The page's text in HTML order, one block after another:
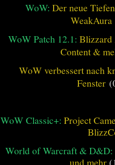
WoW: Der neue
WeakAura
WoW Patch 12.1: Blizzard
Content &
WoW verbessert nach
Fenster
WoW Classic+: Project
World of Warcraft & D&D:
und mehr